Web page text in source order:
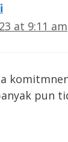
at 9:11 am
pun